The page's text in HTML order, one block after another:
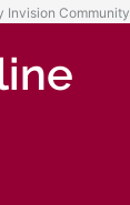
Invision Community